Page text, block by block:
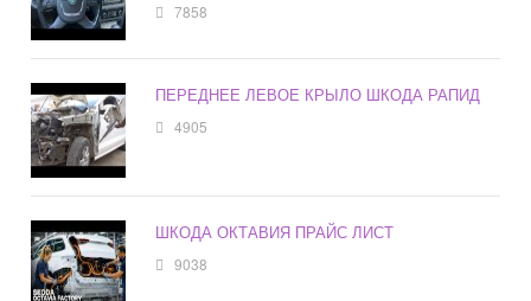
7858
ПЕРЕДНЕЕ ЛЕВОЕ КРЫЛО ШКОДА РАПИД
4905
ШКОДА ОКТАВИЯ ПРАЙС ЛИСТ
9038